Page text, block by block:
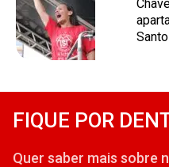
FIQUE POR
Quer saber mais sobre